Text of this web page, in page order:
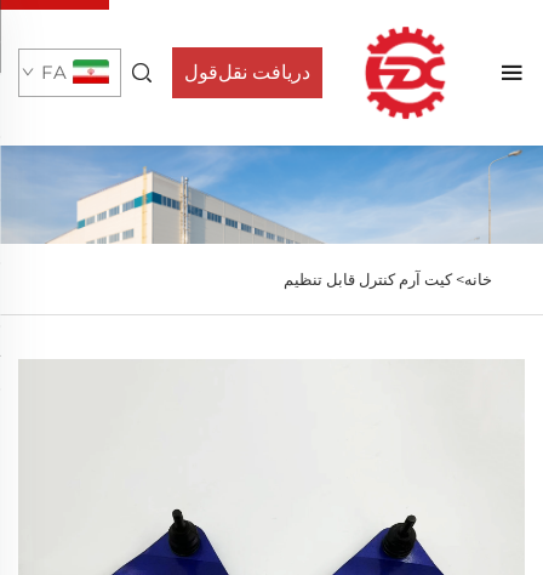
دریافت نقل‌قول FA
خانه>کیت آرم کنترل قابل تنظیم